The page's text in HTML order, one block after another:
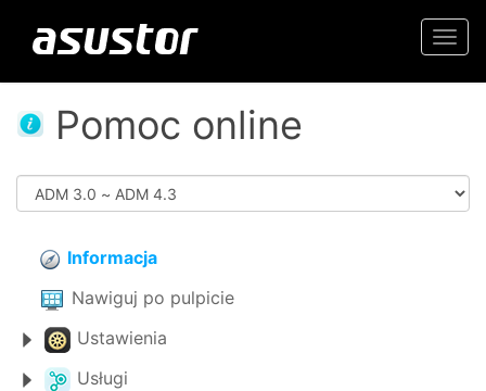
Pomoc online
Informacja
Nawiguj po pulpicie
Ustawienia
Usługi